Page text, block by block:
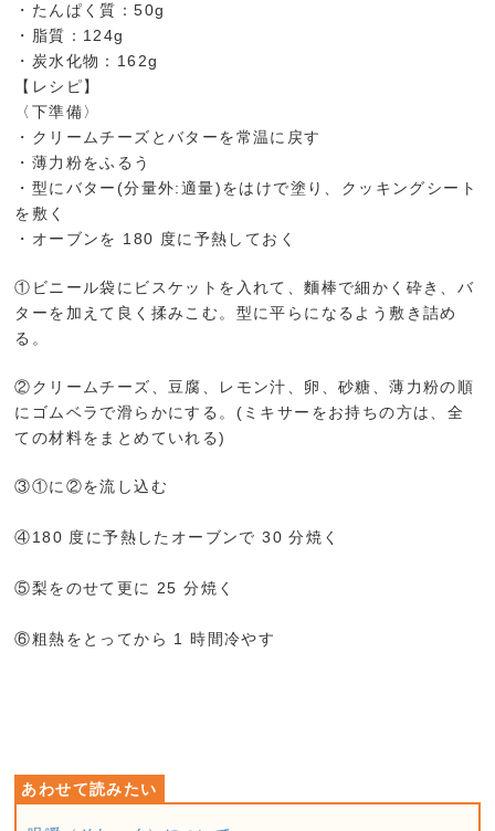
・たんぱく質：50g
・脂質：124g
・炭水化物：162g
【レシピ】
〈下準備〉
・クリームチーズとバターを常温に戻す
・薄力粉をふるう
・型にバター(分量外:適量)をはけで塗り、クッキングシート
を敷く
・オーブンを 180 度に予熱しておく
①ビニール袋にビスケットを入れて、麵棒で細かく砕き、バ
ターを加えて良く揉みこむ。型に平らになるよう敷き詰め
る。
②クリームチーズ、豆腐、レモン汁、卵、砂糖、薄力粉の順
にゴムベラで滑らかにする。(ミキサーをお持ちの方は、全
ての材料をまとめていれる)
③①に②を流し込む
④180 度に予熱したオーブンで 30 分焼く
⑤梨をのせて更に 25 分焼く
⑥粗熱をとってから 1 時間冷やす